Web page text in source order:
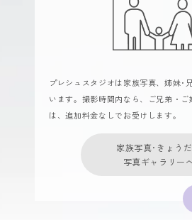
プレシュスタジオは家族写真、姉妹･
います。撮影時間内なら、ご兄弟・
は、追加料金なしでお受けします。
家族写真･きょう
写真ギャラリー